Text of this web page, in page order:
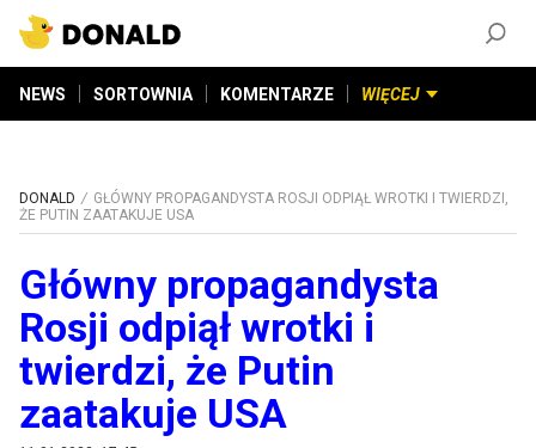
NEWS SORTOWNIA KOMENTARZE WIĘCEJ
DONALD
GŁÓWNY PROPAGANDYSTA ROSJI ODPIĄŁ WROTKI I TWIERDZI,
ŻE PUTIN ZAATAKUJE USA
Główny propagandysta
Rosji odpiął wrotki i
twierdzi, że Putin
zaatakuje USA